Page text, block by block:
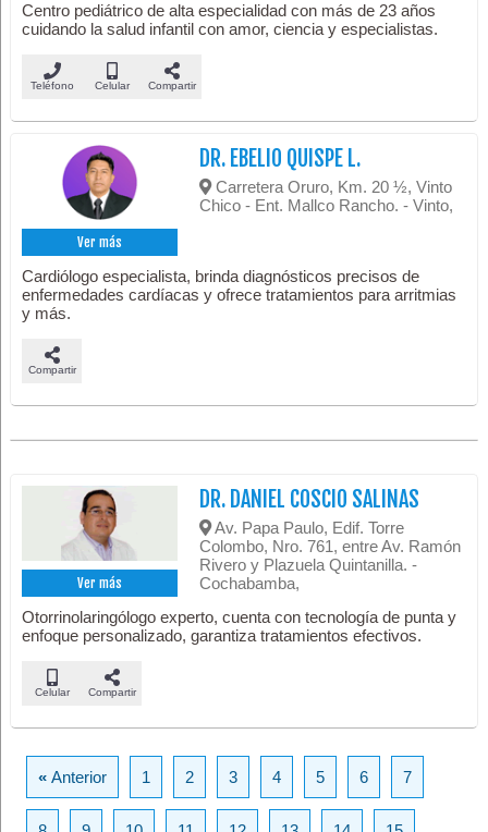
Centro pediátrico de alta especialidad con más de 23 años
cuidando la salud infantil con amor, ciencia y especialistas.
Teléfono Celular Compartir
Ver más
DR. EBELIO QUISPE L.
Carretera Oruro, Km. 20 ½, Vinto
Chico - Ent. Mallco Rancho. - Vinto,
Cardiólogo especialista, brinda diagnósticos precisos de
enfermedades cardíacas y ofrece tratamientos para arritmias
y más.
Compartir
Ver más
DR. DANIEL COSCIO SALINAS
Av. Papa Paulo, Edif. Torre
Colombo, Nro. 761, entre Av. Ramón
Rivero y Plazuela Quintanilla. -
Cochabamba,
Otorrinolaringólogo experto, cuenta con tecnología de punta y
enfoque personalizado, garantiza tratamientos efectivos.
Celular Compartir
«Anterior 1 2 3 4 5 6 7